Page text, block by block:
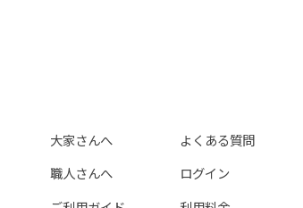
大家さんへ
職人さんへ
よくある質問
ログイン